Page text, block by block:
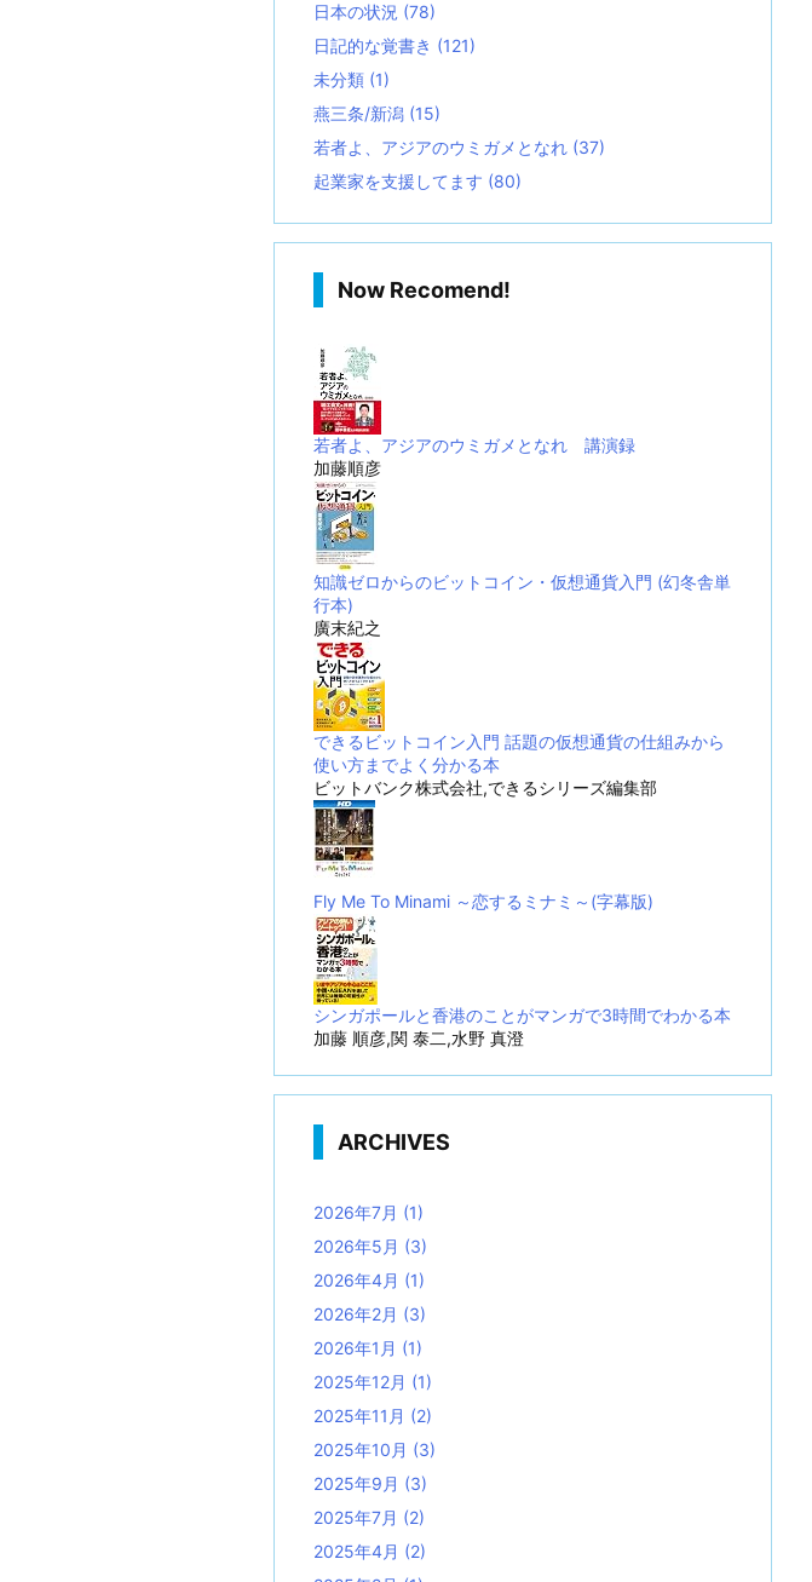
日本の状況 (78)
日記的な覚書き (121)
未分類 (1)
燕三条/新潟 (15)
若者よ、アジアのウミガメとなれ (37)
起業家を支援してます (80)
Now Recomend!
若者よ、アジアのウミガメとなれ 講演録
加藤順彦
知識ゼロからのビットコイン・仮想通貨入門 (幻冬舎単
行本)
廣末紀之
できるビットコイン入門 話題の仮想通貨の仕組みから
使い方までよく分かる本
ビットバンク株式会社,できるシリーズ編集部
Fly Me To Minami ～恋するミナミ～(字幕版)
シンガポールと香港のことがマンガで3時間でわかる本
加藤 順彦,関 泰二,水野 真澄
ARCHIVES
2026年7月 (1)
2026年5月 (3)
2026年4月 (1)
2026年2月 (3)
2026年1月 (1)
2025年12月 (1)
2025年11月 (2)
2025年10月 (3)
2025年9月 (3)
2025年7月 (2)
2025年4月 (2)